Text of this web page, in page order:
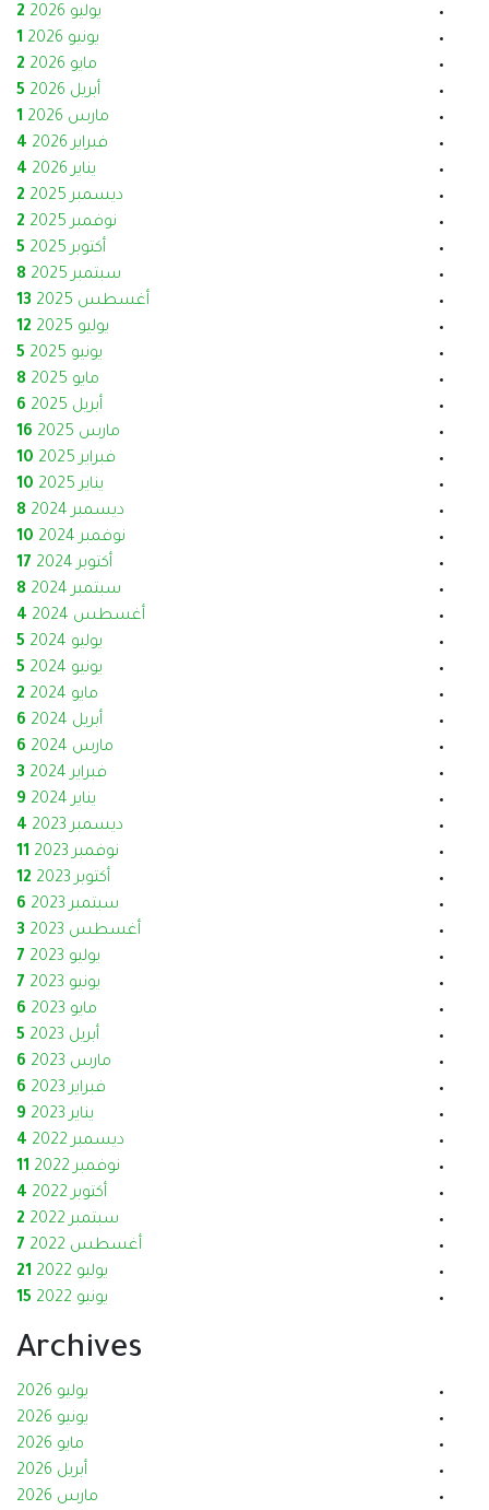
يوليو 2026
2
يونيو 2026
1
مايو 2026
2
أبريل 2026
5
مارس 2026
1
فبراير 2026
4
يناير 2026
4
ديسمبر 2025
2
نوفمبر 2025
2
أكتوبر 2025
5
سبتمبر 2025
8
أغسطس 2025
13
يوليو 2025
12
يونيو 2025
5
مايو 2025
8
أبريل 2025
6
مارس 2025
16
فبراير 2025
10
يناير 2025
10
ديسمبر 2024
8
نوفمبر 2024
10
أكتوبر 2024
17
سبتمبر 2024
8
أغسطس 2024
4
يوليو 2024
5
يونيو 2024
5
مايو 2024
2
أبريل 2024
6
مارس 2024
6
فبراير 2024
3
يناير 2024
9
ديسمبر 2023
4
نوفمبر 2023
11
أكتوبر 2023
12
سبتمبر 2023
6
أغسطس 2023
3
يوليو 2023
7
يونيو 2023
7
مايو 2023
6
أبريل 2023
5
مارس 2023
6
فبراير 2023
6
يناير 2023
9
ديسمبر 2022
4
نوفمبر 2022
11
أكتوبر 2022
4
سبتمبر 2022
2
أغسطس 2022
7
يوليو 2022
21
يونيو 2022
15
Archives
يوليو 2026
يونيو 2026
مايو 2026
أبريل 2026
مارس 2026